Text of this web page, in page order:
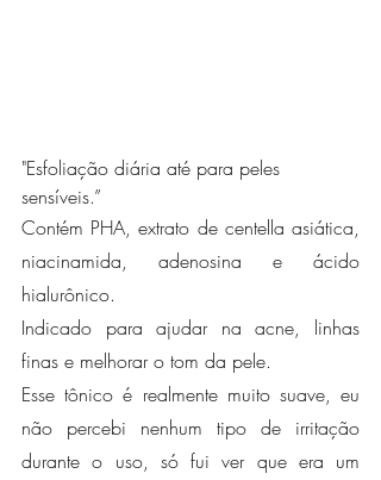
"Esfoliação diária até para peles
sensíveis.”
Contém PHA, extrato de centella asiática,
niacinamida, adenosina e ácido
hialurônico.
Indicado para ajudar na acne, linhas
finas e melhorar o tom da pele.
Esse tônico é realmente muito suave, eu
não percebi nenhum tipo de irritação
durante o uso, só fui ver que era um